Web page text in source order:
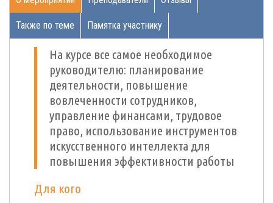
Также по теме Памятка участнику
На курсе все самое необходимое
руководителю: планирование
деятельности, повышение
вовлеченности сотрудников,
управление финансами, трудовое
право, использование инструментов
искусственного интеллекта для
повышения эффективности работы
Для кого